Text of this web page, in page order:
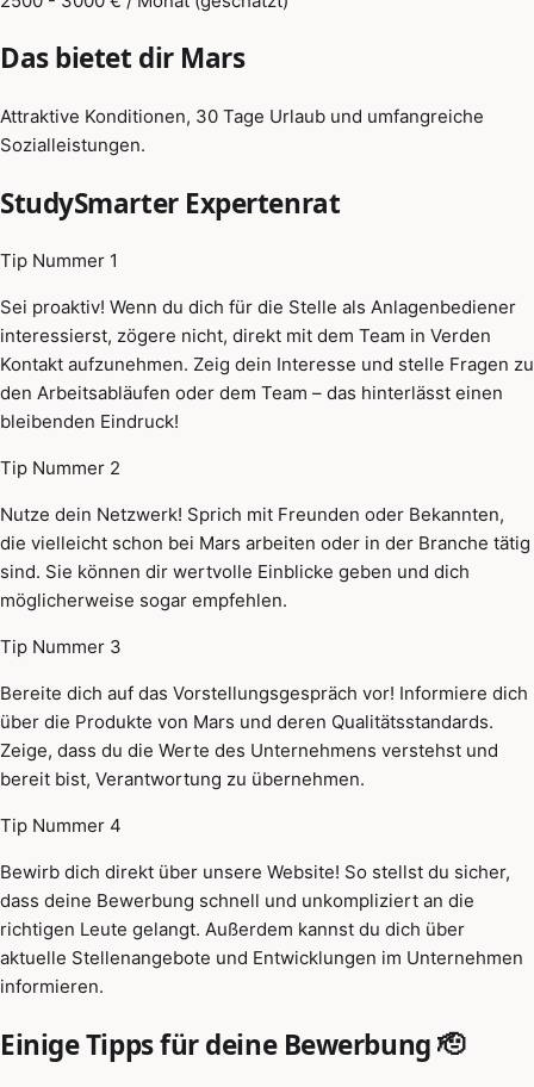
Das bietet dir Mars
Attraktive Konditionen, 30 Tage Urlaub und umfangreiche
Sozialleistungen.
StudySmarter Expertenrat
Tip Nummer 1
Sei proaktiv! Wenn du dich für die Stelle als Anlagenbediener
interessierst, zögere nicht, direkt mit dem Team in Verden
Kontakt aufzunehmen. Zeig dein Interesse und stelle Fragen zu
den Arbeitsabläufen oder dem Team – das hinterlässt einen
bleibenden Eindruck!
Tip Nummer 2
Nutze dein Netzwerk! Sprich mit Freunden oder Bekannten,
die vielleicht schon bei Mars arbeiten oder in der Branche tätig
sind. Sie können dir wertvolle Einblicke geben und dich
möglicherweise sogar empfehlen.
Tip Nummer 3
Bereite dich auf das Vorstellungsgespräch vor! Informiere dich
über die Produkte von Mars und deren Qualitätsstandards.
Zeige, dass du die Werte des Unternehmens verstehst und
bereit bist, Verantwortung zu übernehmen.
Tip Nummer 4
Bewirb dich direkt über unsere Website! So stellst du sicher,
dass deine Bewerbung schnell und unkompliziert an die
richtigen Leute gelangt. Außerdem kannst du dich über
aktuelle Stellenangebote und Entwicklungen im Unternehmen
informieren.
Einige Tipps für deine Bewerbung 🫡